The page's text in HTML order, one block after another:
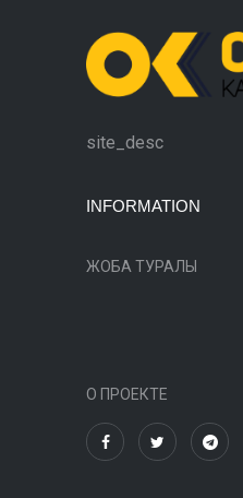
site_desc
INFORMATION
ЖОБА ТУРАЛЫ
О ПРОЕКТЕ